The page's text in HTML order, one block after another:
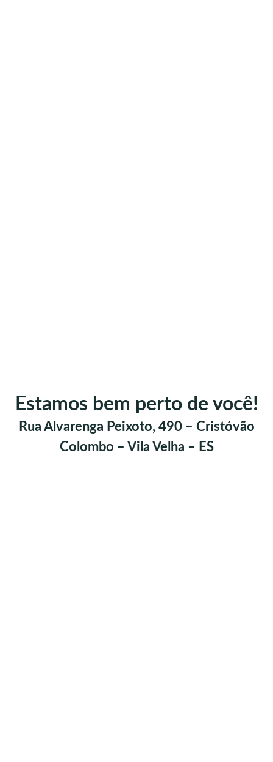
Estamos bem perto de você!
Rua Alvarenga Peixoto, 490 – Cristóvão
Colombo – Vila Velha – ES